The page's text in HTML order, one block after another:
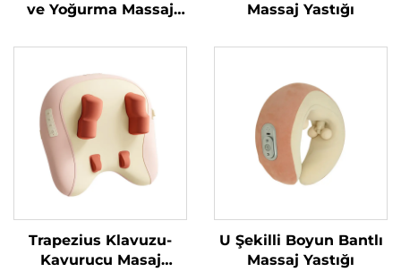
ve Yoğurma Massaj
Massaj Yastığı
Trapezius Klavuzu-
Kavurucu Masaj
U Şekilli Boyun Bantlı
Massaj Yastığı